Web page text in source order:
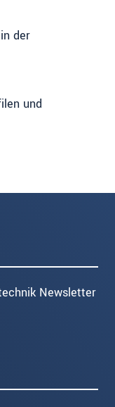
der
und
Newsletter